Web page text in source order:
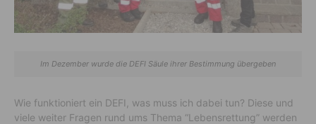
Im Dezember wurde die DEFI Säule ihrer Bestimmung übergeben
Wie funktioniert ein DEFI, was muss ich dabei tun? Diese und
viele weiter Fragen rund ums Thema “Lebensrettung” werden